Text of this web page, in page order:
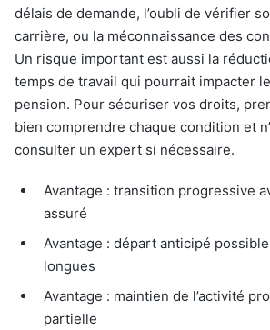
délais de demande, l’oubli de vérifier
carrière, ou la méconnaissance des
Un risque important est aussi la
temps de travail qui pourrait impacter
pension. Pour sécuriser vos droits,
bien comprendre chaque condition et
consulter un expert si nécessaire.
Avantage : transition progressive
assuré
Avantage : départ anticipé
longues
Avantage : maintien de l’activité
partielle